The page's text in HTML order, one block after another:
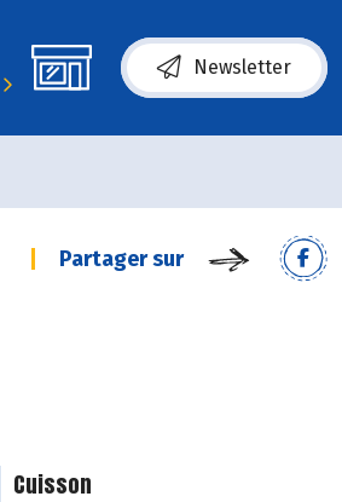
Newsletter
Partager sur
Cuisson